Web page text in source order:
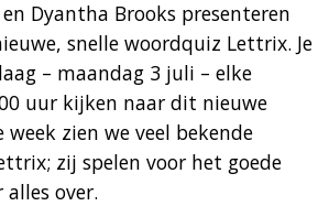
Dyantha Brooks presenteren
snelle woordquiz Lettrix. Je
– maandag 3 juli – elke
uur kijken naar dit nieuwe
week zien we veel bekende
zij spelen voor het goede
alles over.